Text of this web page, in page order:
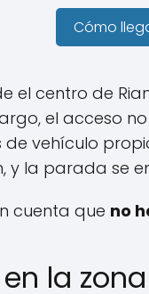
Cómo
el centro de
el acceso
de vehículo
y la parada se
cuenta que no
la zona